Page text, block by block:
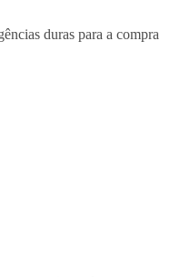
duras para a compra